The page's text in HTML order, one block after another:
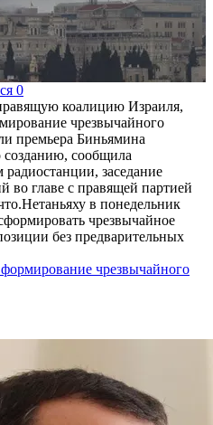
0
коалицию Израиля,
чрезвычайного
премьера Биньямина
созданию, сообщила
заседание
во главе с правящей партией
в понедельник
чрезвычайное
без предварительных
чрезвычайного